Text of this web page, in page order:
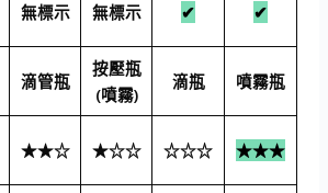
無標示 無標示 ✔ ✔
滴管瓶
按壓瓶
(噴霧)
滴瓶 噴霧瓶
★★☆ ★☆☆ ☆☆☆ ★★★